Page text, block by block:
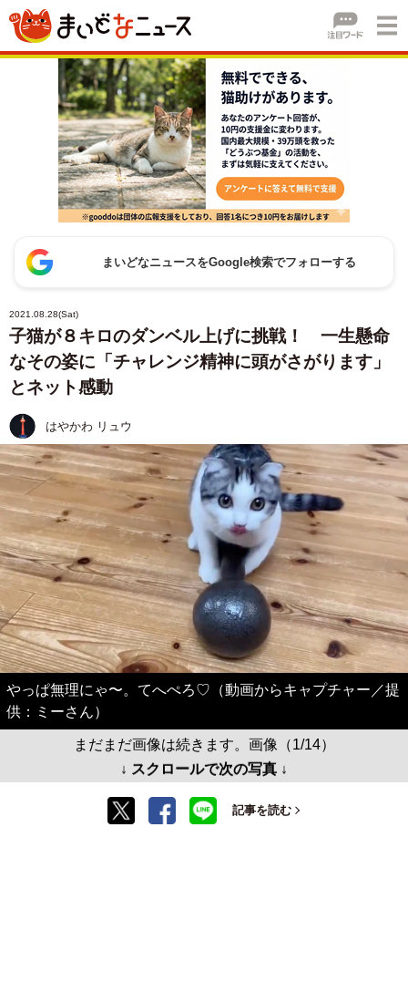
まいどなニュースをGoogle検索でフォローする
2021.08.28(Sat)
子猫が８キロのダンベル上げに挑戦！ 一生懸命
なその姿に「チャレンジ精神に頭がさがります」
とネット感動
はやかわ リュウ
やっぱ無理にゃ〜。てへぺろ♡（動画からキャプチャー／提
供：ミーさん）
まだまだ画像は続きます。画像（1/14）
↓ スクロールで次の写真 ↓
記事を読む